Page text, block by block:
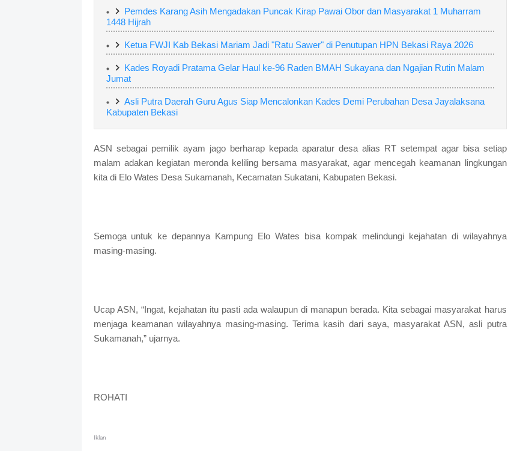
Pemdes Karang Asih Mengadakan Puncak Kirap Pawai Obor dan Masyarakat 1 Muharram
1448 Hijrah
Ketua FWJI Kab Bekasi Mariam Jadi "Ratu Sawer" di Penutupan HPN Bekasi Raya 2026
Kades Royadi Pratama Gelar Haul ke-96 Raden BMAH Sukayana dan Ngajian Rutin Malam
Jumat
Asli Putra Daerah Guru Agus Siap Mencalonkan Kades Demi Perubahan Desa Jayalaksana
Kabupaten Bekasi
ASN sebagai pemilik ayam jago berharap kepada aparatur desa alias RT setempat agar bisa setiap
malam adakan kegiatan meronda keliling bersama masyarakat, agar mencegah keamanan lingkungan
kita di Elo Wates Desa Sukamanah, Kecamatan Sukatani, Kabupaten Bekasi.
Semoga untuk ke depannya Kampung Elo Wates bisa kompak melindungi kejahatan di wilayahnya
masing-masing.
Ucap ASN, “Ingat, kejahatan itu pasti ada walaupun di manapun berada. Kita sebagai masyarakat harus
menjaga keamanan wilayahnya masing-masing. Terima kasih dari saya, masyarakat ASN, asli putra
Sukamanah,” ujarnya.
ROHATI
Iklan